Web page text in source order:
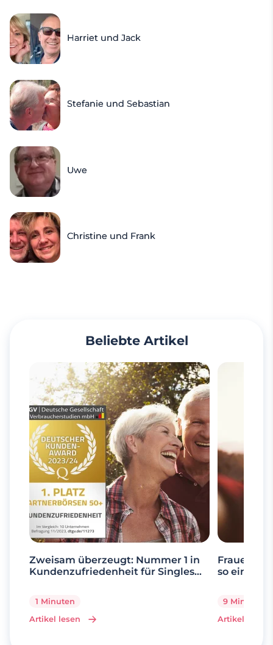
Harriet und Jack
Stefanie und Sebastian
Uwe
Christine und Frank
Beliebte Artikel
Zweisam überzeugt: Nummer 1 in
Kundenzufriedenheit für Singles
1 Minuten
Artikel lesen
Frauen ab
so einfach
9 Minuten
Artikel lesen